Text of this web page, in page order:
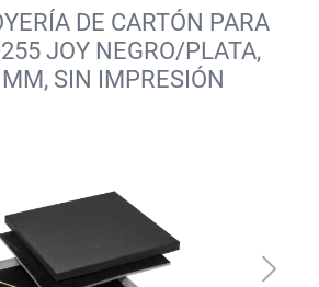
DE CARTÓN PARA
JOY NEGRO/PLATA,
SIN IMPRESIÓN